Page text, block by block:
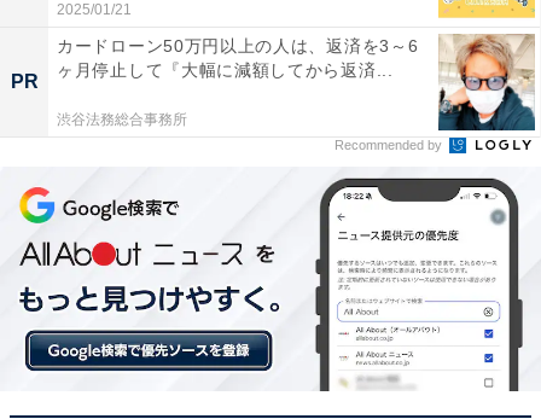
Amazonプライムは、月額600円（税込）または年間
5900円（税込）で、多彩な特典を提供する会員制プログ
ラムです。
Amazonプライム会員になると、以下のようなさまざま
なサービスを利用できるようになります。
・無料配送
・動画配信サービスの「Prime Video」
・音楽配信サービスの「Amazon Music Prime」
・写真やビデオを保存できるオンラインストレージサー
ビスの「Amazon Photos」
・Kindle本を追加料金なしで読み放題の「Prime
2025/01/21
PR
カードローン50万円以上の人は、返済を3～6
ヶ月停止して『大幅に減額してから返済...
渋谷法務総合事務所
Recommended by